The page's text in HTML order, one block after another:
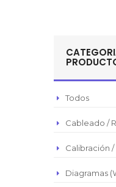
Pesos Mexicanos
Peso Chileno
Todos
Cableado /
Calibración
Diagramas